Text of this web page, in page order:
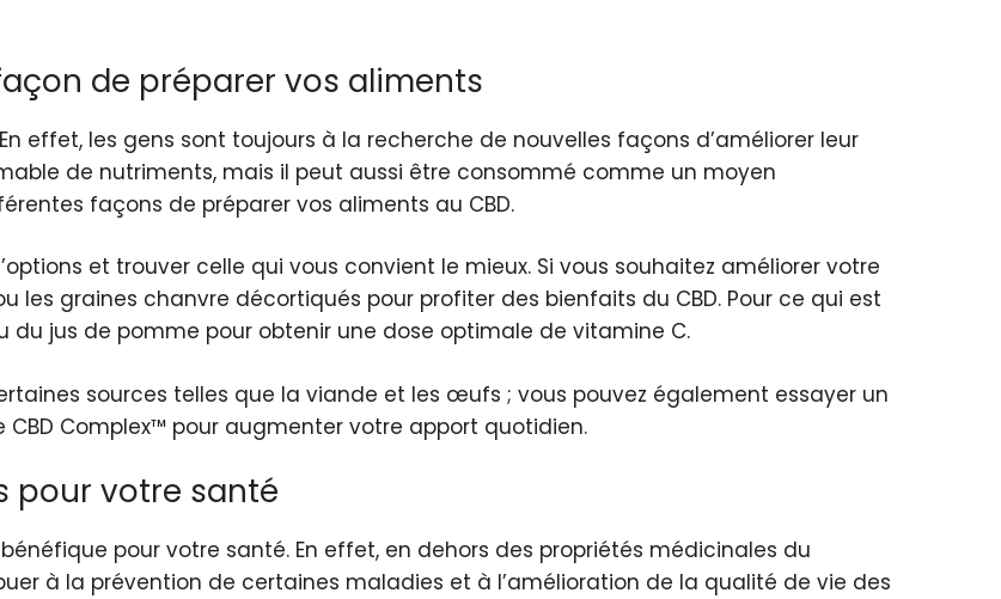
de préparer vos aliments
effet, les gens sont toujours à la recherche de nouvelles façons d’améliorer leur
de nutriments, mais il peut aussi être consommé comme un moyen
façons de préparer vos aliments au CBD.
et trouver celle qui vous convient le mieux. Si vous souhaitez améliorer votre
les graines chanvre décortiqués pour profiter des bienfaits du CBD. Pour ce qui est
du jus de pomme pour obtenir une dose optimale de vitamine C.
sources telles que la viande et les œufs ; vous pouvez également essayer un
Complex™ pour augmenter votre apport quotidien.
pour votre santé
pour votre santé. En effet, en dehors des propriétés médicinales du
à la prévention de certaines maladies et à l’amélioration de la qualité de vie des